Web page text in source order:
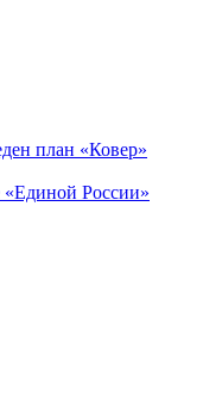
план «Ковер»
«Единой России»